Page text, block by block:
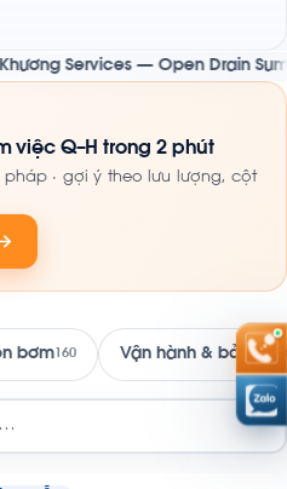
— Open Drain Sump
việc Q–H trong 2 phút
pháp · gợi ý theo lưu lượng, cột
bơm 160 Vận hành & bảo trì